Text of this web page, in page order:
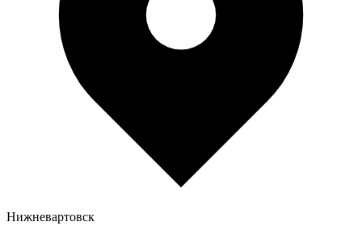
Нижневартовск